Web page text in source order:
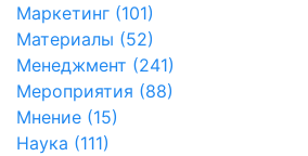
Маркетинг (101)
Материалы (52)
Менеджмент (241)
Мероприятия (88)
Мнение (15)
Наука (111)